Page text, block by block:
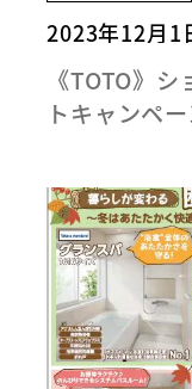
2023年12月1
《TOTO》
トキャンペ